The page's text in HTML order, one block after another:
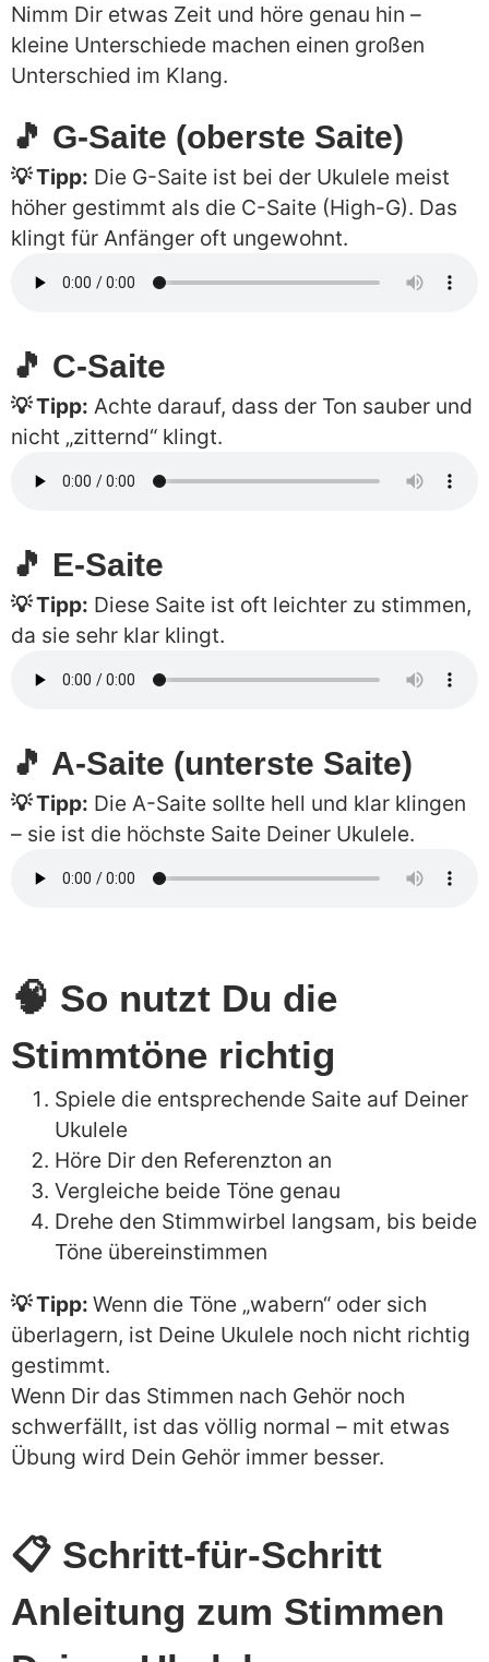
Nimm Dir etwas Zeit und höre genau hin –
kleine Unterschiede machen einen großen
Unterschied im Klang.
🎵 G-Saite (oberste Saite)
💡 Tipp: Die G-Saite ist bei der Ukulele meist
höher gestimmt als die C-Saite (High-G). Das
klingt für Anfänger oft ungewohnt.
🎵 C-Saite
💡 Tipp: Achte darauf, dass der Ton sauber und
nicht „zitternd“ klingt.
🎵 E-Saite
💡 Tipp: Diese Saite ist oft leichter zu stimmen,
da sie sehr klar klingt.
🎵 A-Saite (unterste Saite)
💡 Tipp: Die A-Saite sollte hell und klar klingen
– sie ist die höchste Saite Deiner Ukulele.
🧠 So nutzt Du die
Stimmtöne richtig
Spiele die entsprechende Saite auf Deiner
Ukulele
Höre Dir den Referenzton an
Vergleiche beide Töne genau
Drehe den Stimmwirbel langsam, bis beide
Töne übereinstimmen
💡 Tipp: Wenn die Töne „wabern“ oder sich
überlagern, ist Deine Ukulele noch nicht richtig
gestimmt.
Wenn Dir das Stimmen nach Gehör noch
schwerfällt, ist das völlig normal – mit etwas
Übung wird Dein Gehör immer besser.
📋 Schritt-für-Schritt
Anleitung zum Stimmen